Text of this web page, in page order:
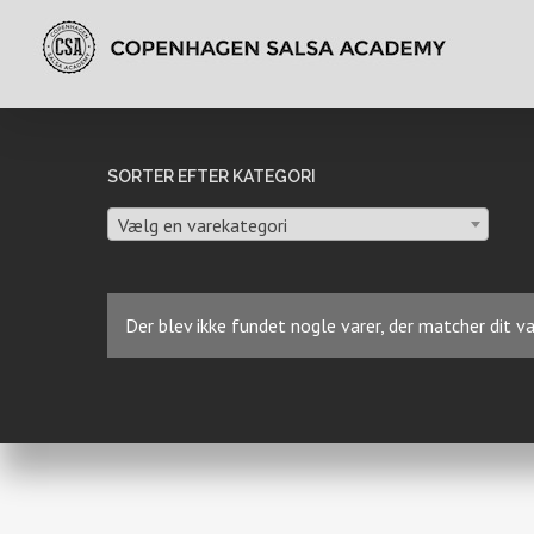
SORTER EFTER KATEGORI
Vælg en varekategori
Der blev ikke fundet nogle varer, der matcher dit